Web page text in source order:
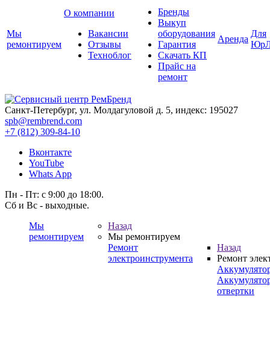
Мы
ремонтируем
О компании
Вакансии
Отзывы
Техноблог
Бренды
Выкуп
оборудования
Гарантия
Скачать КП
Прайс на
ремонт
Аренда
Для
Санкт-Петербург, ул. Молдагуловой д. 5, индекс: 195027
spb@rembrend.com
+7 (812) 309-84-10
Вконтакте
YouTube
Whats App
Пн - Пт: с 9:00 до 18:00.
Сб и Вс - выходные.
Мы
ремонтируем
Назад
Мы ремонтируем
Ремонт
электроинструмента
Назад
Ремонт
отвертки